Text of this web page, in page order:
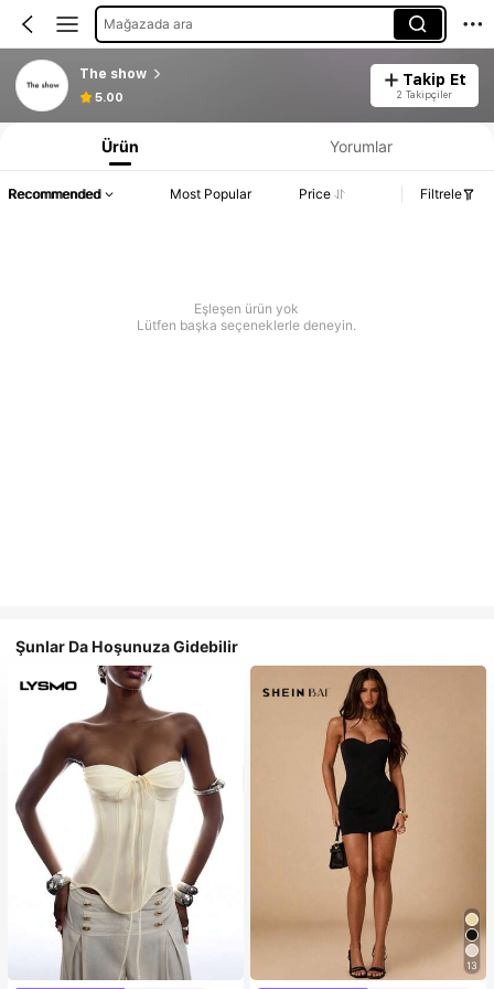
Mağazada ara
The show
5.00
Takip Et
2 Takipçiler
Ürün Yorumlar
Recommended Most Popular Price Filtrele
Eşleşen ürün yok
Lütfen başka seçeneklerle deneyin.
Şunlar Da Hoşunuza Gidebilir
13